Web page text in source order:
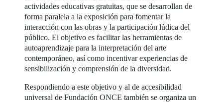
actividades educativas gratuitas, que se desarrollan de
forma paralela a la exposición para fomentar la
interacción con las obras y la participación lúdica del
público. El objetivo es facilitar las herramientas de
autoaprendizaje para la interpretación del arte
contemporáneo, así como incentivar experiencias de
sensibilización y comprensión de la diversidad.
Respondiendo a este objetivo y al de accesibilidad
universal de Fundación ONCE también se organiza un